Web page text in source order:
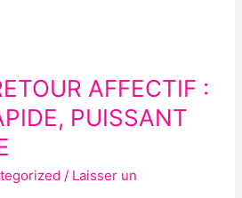
AFFECTIF :
PUISSANT
/ Laisser un